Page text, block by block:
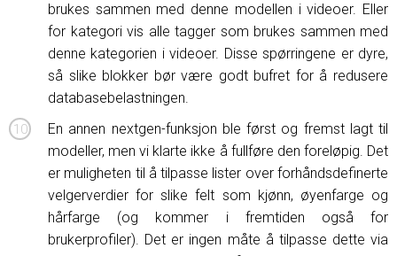
brukes sammen med denne modellen i videoer. Eller
for kategori vis alle tagger som brukes sammen med
denne kategorien i videoer. Disse spørringene er dyre,
så slike blokker bør være godt bufret for å redusere
databasebelastningen.
En annen nextgen-funksjon ble først og fremst lagt til
modeller, men vi klarte ikke å fullføre den foreløpig. Det
er muligheten til å tilpasse lister over forhåndsdefinerte
velgerverdier for slike felt som kjønn, øyenfarge og
hårfarge (og kommer i fremtiden også for
brukerprofiler). Det er ingen måte å tilpasse dette via